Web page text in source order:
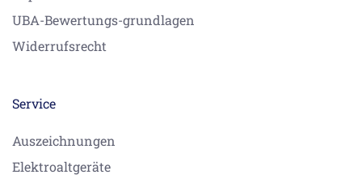
UBA-Bewertungs-grundlagen
Widerrufsrecht
Service
Auszeichnungen
Elektroaltgeräte